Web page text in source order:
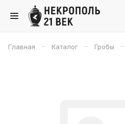
Главная – Каталог – Гробы –